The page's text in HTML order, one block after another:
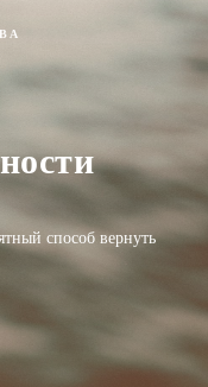
способ вернуть